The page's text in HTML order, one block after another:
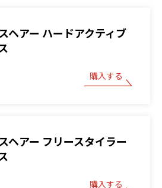
ヘアー ハードアクティブ
購入する
ヘアー フリースタイラー
購入する